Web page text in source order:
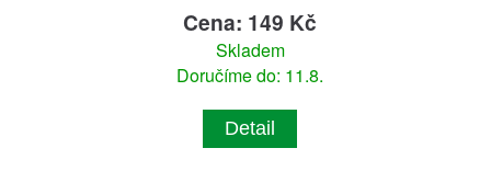
Cena: 149 Kč
Skladem
Doručíme do: 11.8.
Detail